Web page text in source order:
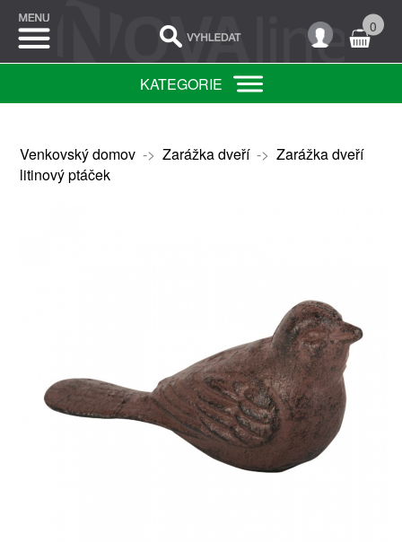
0
KATEGORIE
Venkovský domov-> Zarážka dveří-> Zarážka dveří
litinový ptáček